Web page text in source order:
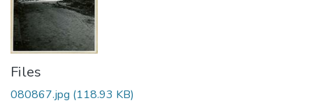
Files
080867.jpg (118.93 KB)